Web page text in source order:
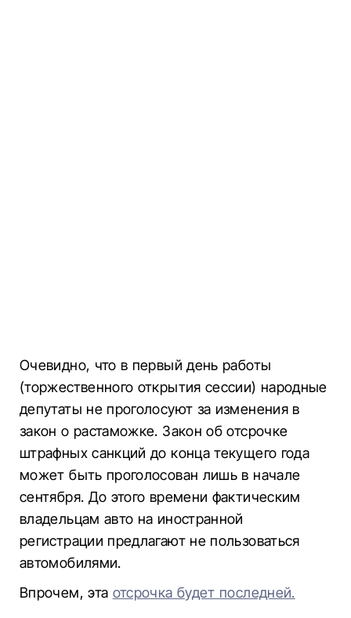
Очевидно, что в первый день работы
(торжественного открытия сессии) народные
депутаты не проголосуют за изменения в
закон о растаможке. Закон об отсрочке
штрафных санкций до конца текущего года
может быть проголосован лишь в начале
сентября. До этого времени фактическим
владельцам авто на иностранной
регистрации предлагают не пользоваться
автомобилями.
Впрочем, эта отсрочка будет последней.